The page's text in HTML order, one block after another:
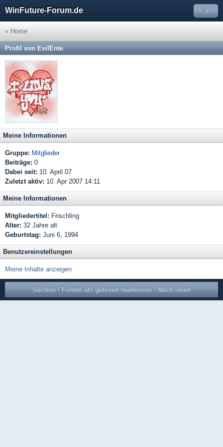
WinFuture-Forum.de »
« Home
Profil von EvilEnte
Meine Informationen
Gruppe: Mitglieder
Beiträge: 0
Dabei seit: 10. April 07
Zuletzt aktiv: 10. Apr 2007 14:11
Meine Informationen
Mitgliedertitel: Frischling
Alter: 32 Jahre alt
Geburtstag: Juni 6, 1994
Benutzereinstellungen
Meine Inhalte anzeigen
Suchen · Forum als gelesen markieren · Nach oben